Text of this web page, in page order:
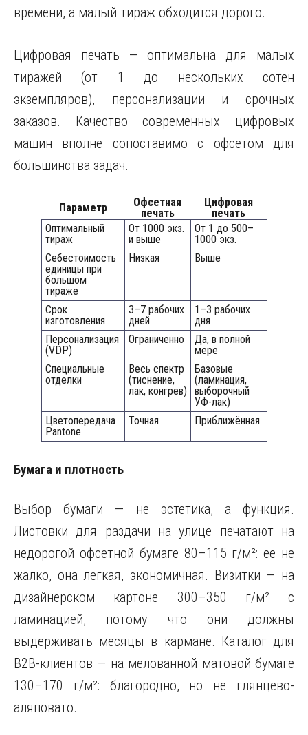
времени, а малый тираж обходится дорого.
Цифровая печать — оптимальна для малых
тиражей (от 1 до нескольких сотен
экземпляров), персонализации и срочных
заказов. Качество современных цифровых
машин вполне сопоставимо с офсетом для
большинства задач.
Параметр
Офсетная
печать
Цифровая
печать
Оптимальный
тираж
От 1000 экз.
и выше
От 1 до 500–
1000 экз.
Себестоимость
единицы при
большом
тираже
Низкая Выше
Срок
изготовления
3–7 рабочих
дней
1–3 рабочих
дня
Персонализация
(VDP)
Ограниченно
Да, в полной
мере
Специальные
отделки
Весь спектр
(тиснение,
лак, конгрев)
Базовые
(ламинация,
выборочный
УФ-лак)
Цветопередача
Pantone
Точная Приближённая
Бумага и плотность
Выбор бумаги — не эстетика, а функция.
Листовки для раздачи на улице печатают на
недорогой офсетной бумаге 80–115 г/м²: её не
жалко, она лёгкая, экономичная. Визитки — на
дизайнерском картоне 300–350 г/м² с
ламинацией, потому что они должны
выдерживать месяцы в кармане. Каталог для
B2B-клиентов — на мелованной матовой бумаге
130–170 г/м²: благородно, но не глянцево-
аляповато.